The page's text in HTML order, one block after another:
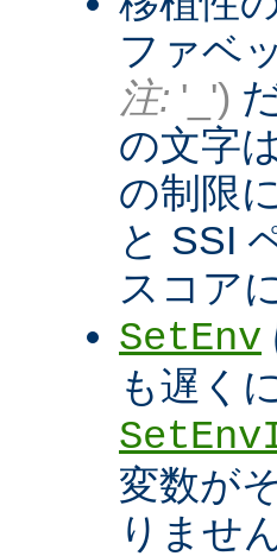
ファベ
注: '_')
の文字
の制限
と SSI
スコア
SetEnv
も遅く
変数が
りません